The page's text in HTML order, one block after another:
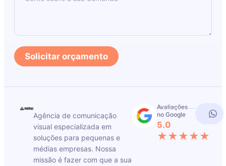
Solicitar orçamento
Agência de comunicação
visual especializada em
soluções para pequenas e
médias empresas. Nossa
missão é fazer com que a sua
Avaliações
no Google
5.0
★★★★★